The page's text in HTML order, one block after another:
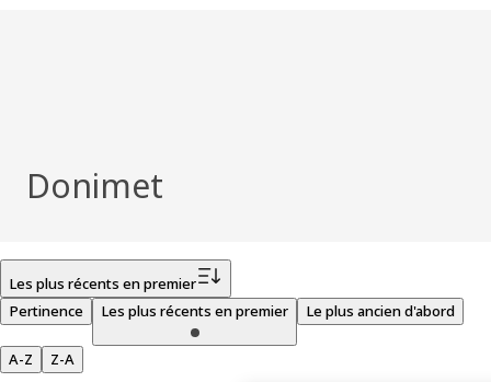
Donimet
Les plus récents en premier
Pertinence
Les plus récents en premier Le plus ancien d'abord
A-Z Z-A